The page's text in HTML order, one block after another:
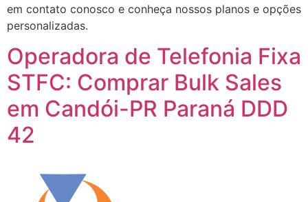
em contato conosco e conheça nossos planos e opções
personalizadas.
Operadora de Telefonia Fixa
STFC: Comprar Bulk Sales
em Candói-PR Paraná DDD
42